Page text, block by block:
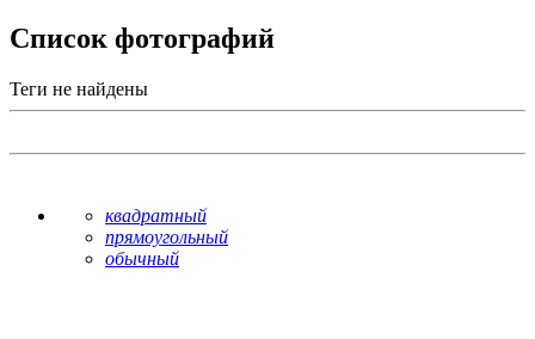
Список фотографий
Теги не найдены
квадратный
прямоугольный
обычный